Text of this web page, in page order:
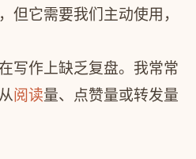
但它需要我们主动使用，
写作上缺乏复盘。我常常
阅读量、点赞量或转发量